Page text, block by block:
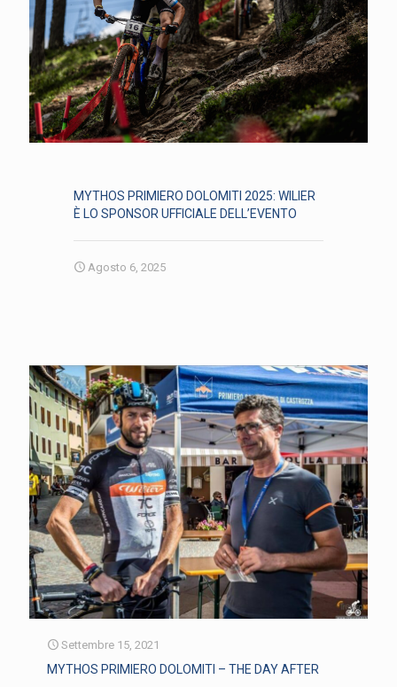
MYTHOS PRIMIERO DOLOMITI 2025: WILIER
È LO SPONSOR UFFICIALE DELL’EVENTO
Agosto 6, 2025
Settembre 15, 2021
MYTHOS PRIMIERO DOLOMITI – THE DAY AFTER